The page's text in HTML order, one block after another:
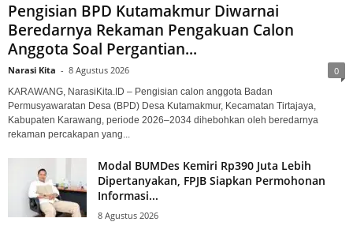
Pengisian BPD Kutamakmur Diwarnai
Beredarnya Rekaman Pengakuan Calon
Anggota Soal Pergantian...
Narasi Kita - 8 Agustus 2026 0
KARAWANG, NarasiKita.ID – Pengisian calon anggota Badan
Permusyawaratan Desa (BPD) Desa Kutamakmur, Kecamatan Tirtajaya,
Kabupaten Karawang, periode 2026–2034 dihebohkan oleh beredarnya
rekaman percakapan yang...
Modal BUMDes Kemiri Rp390 Juta Lebih
Dipertanyakan, FPJB Siapkan Permohonan
Informasi...
8 Agustus 2026